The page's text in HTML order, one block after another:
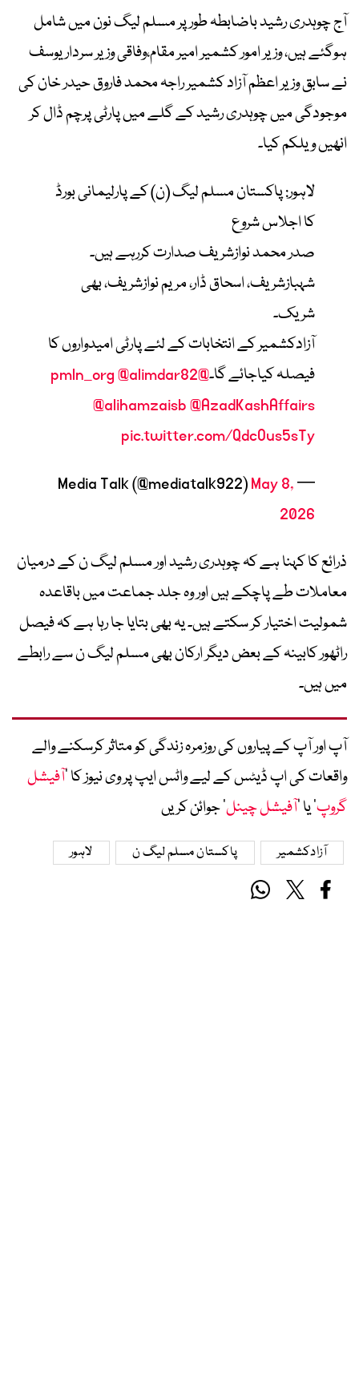
آج چوہدری رشید باضابطہ طور پر مسلم لیگ نون میں شامل
ہوگئے ہیں، وزیر امور کشمیر امیر مقام،وفاقی وزیر سردار یوسف
نے سابق وزیر اعظم آزاد کشمیر راجہ محمد فاروق حیدر خان کی
موجودگی میں چوہدری رشید کے گلے میں پارٹی پرچم ڈال کر
انھیں ویلکم کیا۔
لاہور: پاکستان مسلم لیگ (ن) کے پارلیمانی بورڈ
کا اجلاس شروع
صدر محمد نوازشریف صدارت کررہے ہیں۔
شہبازشریف، اسحاق ڈار، مریم نوازشریف، بھی
شریک۔
آزادکشمیر کے انتخابات کے لئے پارٹی امیدواروں کا
فیصلہ کیاجائے گا۔@pmln_org
@alimdar82
@alihamzaisb@AzadKashAffairs
pic.twitter.com/QdcOus5sTy
— Media Talk (@mediatalk922)
May 8,
2026
ذرائع کا کہنا ہے کہ چوہدری رشید اور مسلم لیگ ن کے درمیان
معاملات طے پاچکے ہیں اور وہ جلد جماعت میں باقاعدہ
شمولیت اختیار کر سکتے ہیں۔ یہ بھی بتایا جا رہا ہے کہ فیصل
راٹھور کابینہ کے بعض دیگر ارکان بھی مسلم لیگ ن سے رابطے
میں ہیں۔
آپ اور آپ کے پیاروں کی روزمرہ زندگی کو متاثر کرسکنے والے
واقعات کی اپ ڈیٹس کے لیے واٹس ایپ پر وی نیوز کا ’آفیشل
گروپ‘ یا ’آفیشل چینل‘ جوائن کریں
آزادکشمیر پاکستان مسلم لیگ ن لاہور